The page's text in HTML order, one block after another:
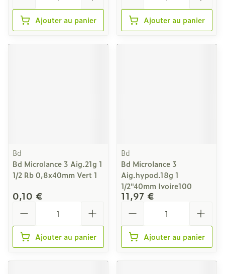
Ajouter au panier Ajouter au panier
Bd
Bd Microlance 3 Aig.21g 1
1/2 Rb 0,8x40mm Vert 1
0,10 €
Ajouter au panier
Bd
Bd Microlance 3
Aig.hypod.18g 1
1/2"40mm Ivoire100
11,97 €
Ajouter au panier